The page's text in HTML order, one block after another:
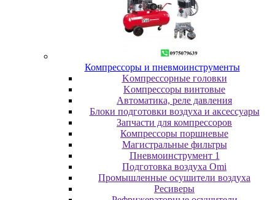
Компрессоры и пневмоинструменты
Koмпpeccopныe гoлoвки
Koмпpeccopы винтoвыe
Автоматика, реле давления
Блоки подготовки воздуха и аксессуары
Запчасти для компрессоров
Компрессоры поршневые
Магистральные фильтры
Пневмоинструмент 1
Подготовка воздуха Omi
Промышленные осушители воздуха
Ресиверы